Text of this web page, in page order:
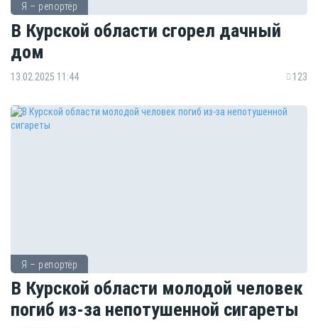
Я – репортёр
В Курской области сгорел дачный
дом
13.02.2025 11:44 123
Я – репортёр
В Курской области молодой человек
погиб из-за непотушенной сигареты